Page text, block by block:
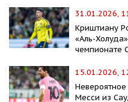
31.01.2026,
Криштиану
«Аль-
чемпионате
15.01.2026,
Месси из